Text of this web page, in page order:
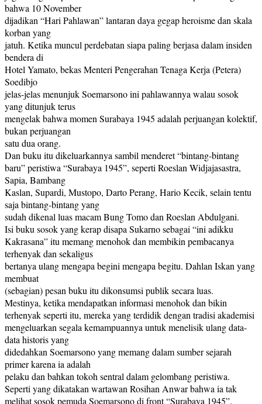
bahwa 10 November
dijadikan “Hari Pahlawan” lantaran daya gegap heroisme dan skala
korban yang
jatuh. Ketika muncul perdebatan siapa paling berjasa dalam insiden
bendera di
Hotel Yamato, bekas Menteri Pengerahan Tenaga Kerja (Petera)
Soedibjo
jelas-jelas menunjuk Soemarsono ini pahlawannya walau sosok
yang ditunjuk terus
mengelak bahwa momen Surabaya 1945 adalah perjuangan kolektif,
bukan perjuangan
satu dua orang.
Dan buku itu dikeluarkannya sambil menderet “bintang-bintang
baru” peristiwa “Surabaya 1945”, seperti Roeslan Widjajasastra,
Sapia, Bambang
Kaslan, Supardi, Mustopo, Darto Perang, Hario Kecik, selain tentu
saja bintang-bintang yang
sudah dikenal luas macam Bung Tomo dan Roeslan Abdulgani.
Isi buku sosok yang kerap disapa Sukarno sebagai “ini adikku
Kakrasana” itu memang menohok dan membikin pembacanya
terhenyak dan sekaligus
bertanya ulang mengapa begini mengapa begitu. Dahlan Iskan yang
membuat
(sebagian) pesan buku itu dikonsumsi publik secara luas.
Mestinya, ketika mendapatkan informasi menohok dan bikin
terhenyak seperti itu, mereka yang terdidik dengan tradisi akademisi
mengeluarkan segala kemampuannya untuk menelisik ulang data-
data historis yang
didedahkan Soemarsono yang memang dalam sumber sejarah
primer karena ia adalah
pelaku dan bahkan tokoh sentral dalam gelombang peristiwa.
Seperti yang dikatakan wartawan Rosihan Anwar bahwa ia tak
melihat sosok pemuda Soemarsono di front “Surabaya 1945”.